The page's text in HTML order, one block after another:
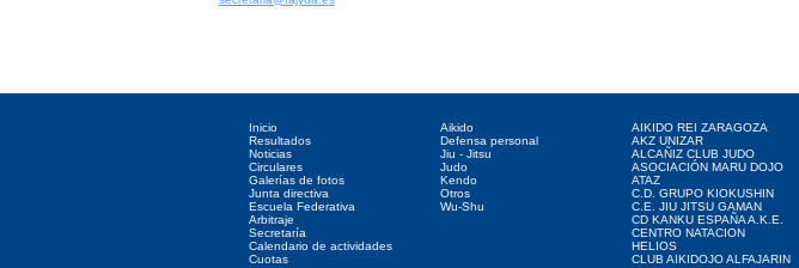
Inicio
Resultados
Noticias
Circulares
Galerías de fotos
Junta directiva
Escuela Federativa
Arbitraje
Secretaría
Calendario de actividades
Cuotas
Aikido
Defensa personal
Jiu - Jitsu
Judo
Kendo
Otros
Wu-Shu
AIKIDO REI ZARAGOZA
AKZ UNIZAR
ALCAÑIZ CLUB JUDO
ASOCIACIÓN MARU DOJO
ATAZ
C.D. GRUPO KIOKUSHIN
C.E. JIU JITSU GAMAN
CD KANKU ESPAÑA A.K.E.
CENTRO NATACION
HELIOS
CLUB AIKIDOJO ALFAJARIN